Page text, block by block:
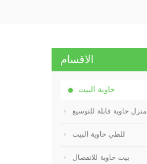
الاقسام
حاوية البيت
منزل حاوية قابلة للتوسيع
للطي حاوية البيت
بيت حاوية للانفصال